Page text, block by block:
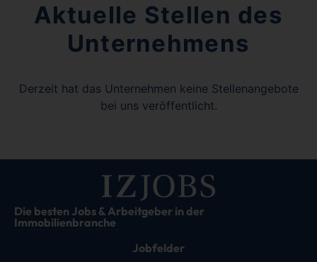
Aktuelle Stellen des
Unternehmens
Derzeit hat das Unternehmen keine Stellenangebote
bei uns veröffentlicht.
Die besten Jobs & Arbeitgeber in der
Immobilienbranche
Jobfelder